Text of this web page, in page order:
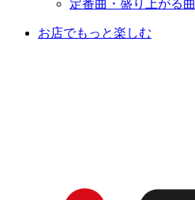
定番曲・盛り上がる曲
お店でもっと楽しむ